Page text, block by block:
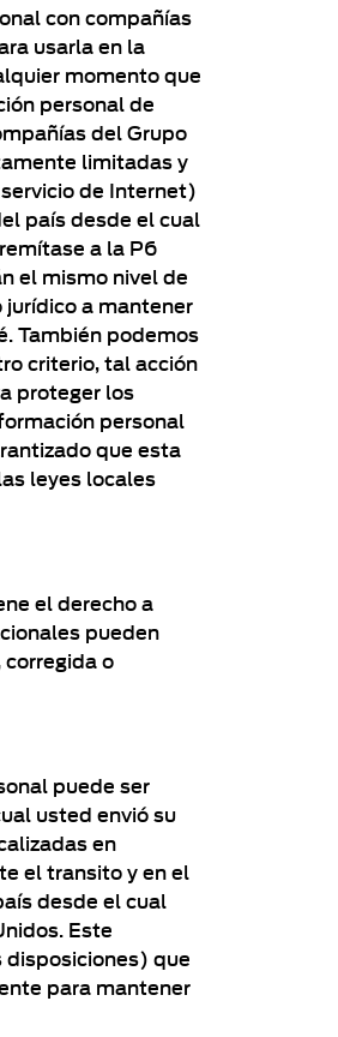
con compañías
usarla en la
momento que
personal de
del Grupo
limitadas y
de Internet)
país desde el cual
a la P6
el mismo nivel de
a mantener
También podemos
criterio, tal acción
proteger los
personal
que esta
leyes locales
el derecho a
pueden
o
puede ser
usted envió su
en
el transito y en el
desde el cual
Este
que
para mantener